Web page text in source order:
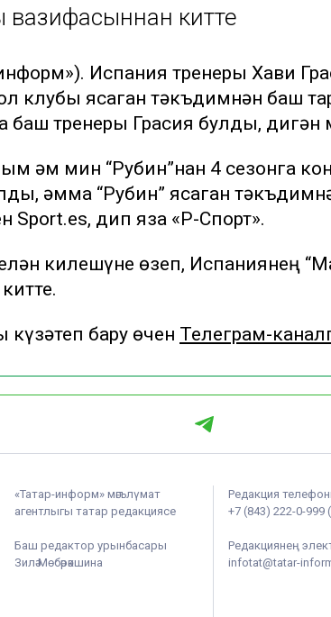
китте
Испания тренеры Хави
клубы ясаган тәкъдимнән баш
тренеры Грасия булды, дигән
һәм мин “Рубин”нан 4 сезонга
әмма “Рубин” ясаган
Sport.es, дип яза «Р-Спорт».
килешүне өзеп, Испаниянең
бару өчен Телеграм-
«Татар-информ» мәгълүмат
агентлыгы татар редакциясе
Баш редактор урынбасары
Зилә Мөбәрәкшина
Редакция
+7 (843) 222-0-999
Редакциянең
infotat@tatar-